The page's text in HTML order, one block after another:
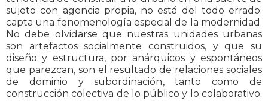
sujeto con agencia propia, no está del todo errado:
capta una fenomenología especial de la modernidad.
No debe olvidarse que nuestras unidades urbanas
son artefactos socialmente construidos, y que su
diseño y estructura, por anárquicos y espontáneos
que parezcan, son el resultado de relaciones sociales
de dominio y subordinación, tanto como de
construcción colectiva de lo público y lo colaborativo.